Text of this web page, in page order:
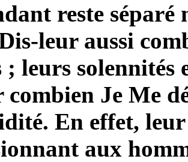
reste
leur aussi
; leurs
combien Je Me
En effet,
aux